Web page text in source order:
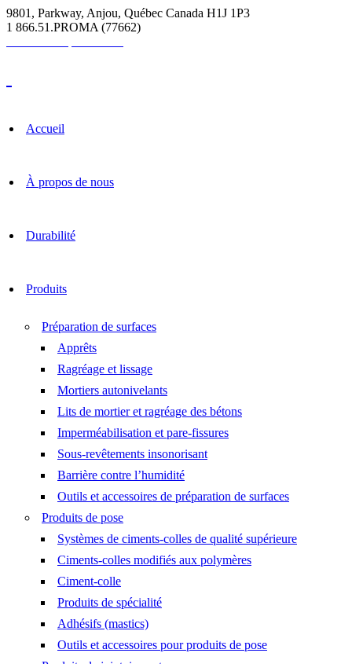
9801, Parkway, Anjou, Québec Canada H1J 1P3
1 866.51.PROMA (77662)
Accueil
À propos de nous
Durabilité
Produits
Préparation de surfaces
Apprêts
Ragréage et lissage
Mortiers autonivelants
Lits de mortier et ragréage des bétons
Imperméabilisation et pare-fissures
Sous-revêtements insonorisant
Barrière contre l’humidité
Outils et accessoires de préparation de surfaces
Produits de pose
Systèmes de ciments-colles de qualité supérieure
Ciments-colles modifiés aux polymères
Ciment-colle
Produits de spécialité
Adhésifs (mastics)
Outils et accessoires pour produits de pose